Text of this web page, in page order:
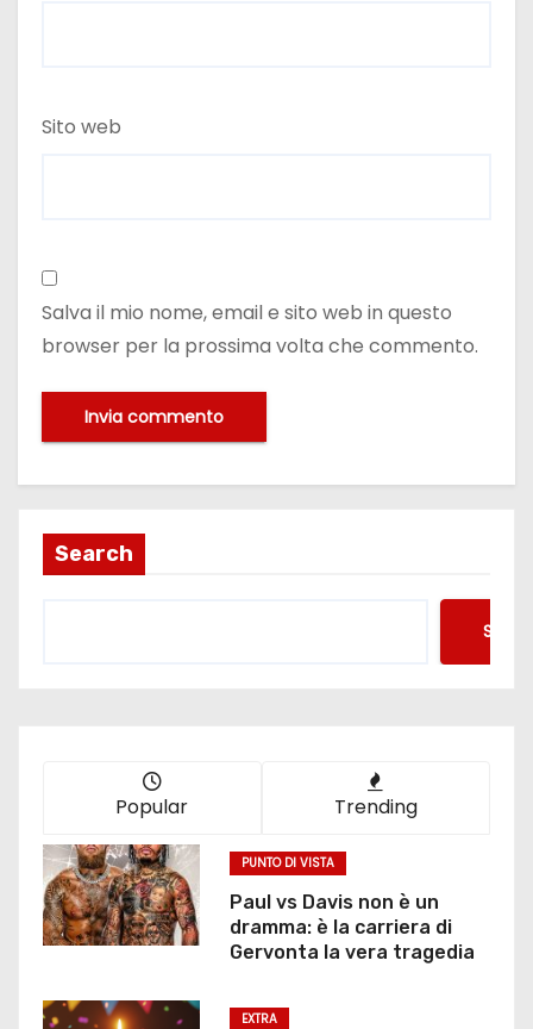
Sito web
Salva il mio nome, email e sito web in questo
browser per la prossima volta che commento.
Search
Popular Trending
PUNTO DI VISTA
Paul vs Davis non è un
dramma: è la carriera di
Gervonta la vera tragedia
EXTRA